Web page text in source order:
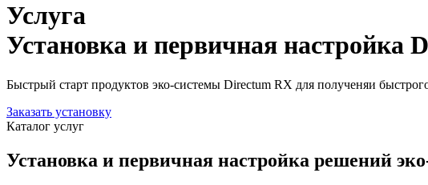
Услуга
Установка и первичная настройка
Быстрый старт продуктов эко-системы Directum RX для полученяи
Заказать установку
Каталог услуг
Установка и первичная настройка решений